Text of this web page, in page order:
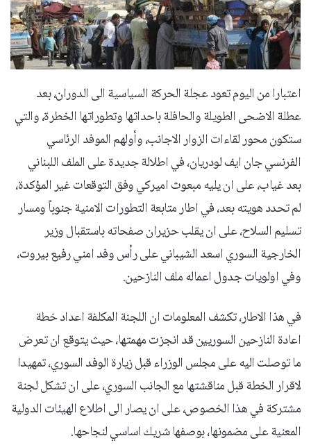
اعتبارا من اليوم تعود عجلة الحركة السياسية الى الدوران، بعد
عطلة الاضحى الطويلة والحافلة باحداثها وتطوراتها الخطرة، والتي
ستكون محور لقاءات الزوار الاجانب، وأولهم الموفد الرئاسي
الفرنسي جان ايف لودريان، في اطلالة جديدة على الملف اللبناني
بعد غياب، على ان يليه مبعوث اميركي وفق التوقعات غير المؤكدة،
لم تحدد هويته بعد، في اطار متابعة التطورات الامنية جنوباً ومسار
تسليم السلاح، على ان يقلب حزيران صفحاته باستقبال وزير
الخارجية السوري اسعد الشيباني على رأس وفد امني رفيع بيروت،
وفي اولويات جدول اعماله ملف النازحين.
في هذا الاطار، تكشف المعلومات ان اللجنة المكلفة اعداد خطة
اعادة النازحين السوريين قد انجزت مهمتها، حيث يتوقع ان تعرض
ما توصلت اليه على مجلس الوزراء قبل زيارة الوفد السوري، تمهيدا
لاقرار الخطة قبل مناقشتها مع الجانب السوري، على ان تشكل لجنة
مشتركة في هذا الخصوص، على ان يصار الى اطلاع الهيئات الدولية
المعنية على مضمونها، بوصفها شريك اساسي لنجاحها.